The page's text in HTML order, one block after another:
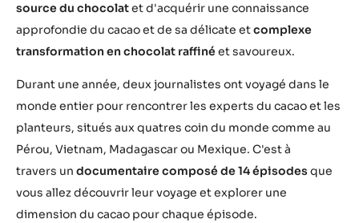
b
e
/
0
Z
k
z
d
k
Y
source du chocolatet d'acquérir une connaissance
approfondie du cacao et de sa délicate etcomplexe
transformation en chocolat raffiné et savoureux.
Durant une année, deux journalistes ont voyagé dans le
monde entier pour rencontrer les experts du cacao et les
planteurs, situés aux quatres coin du monde comme au
Pérou, Vietnam, Madagascar ou Mexique. C'est à
travers un documentaire composé de 14 épisodesque
vous allez découvrir leur voyage et explorer une
dimension du cacao pour chaque épisode.